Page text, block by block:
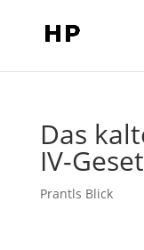
Das
IV-
Prantls Blick